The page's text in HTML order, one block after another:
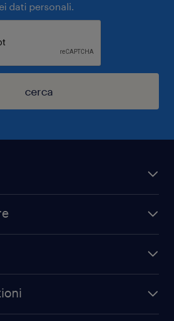
dati personali.
cerca